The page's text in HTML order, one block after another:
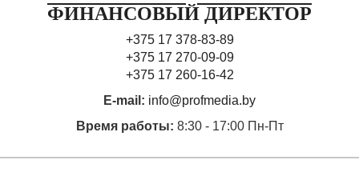
ФИНАНСОВЫЙ ДИРЕКТОР
+375 17 378-83-89
+375 17 270-09-09
+375 17 260-16-42
E-mail: info@profmedia.by
Время работы: 8:30 - 17:00 Пн-Пт